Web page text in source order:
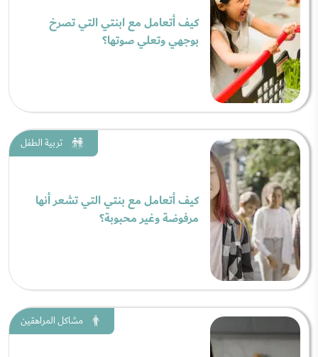
كيف أتعامل مع ابنتي التي تصرخ
بوجهي وتعلي صوتها؟
تربية الطفل
كيف أتعامل مع بنتي التي تشعر أنها
مرفوضة وغير محبوبة؟
مشاكل المراهقين